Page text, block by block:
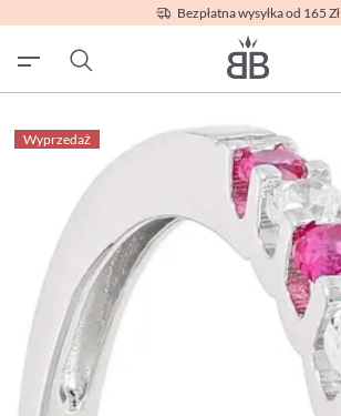
Bezpłatna wysyłka od 165 Zł
Wyprzedaż